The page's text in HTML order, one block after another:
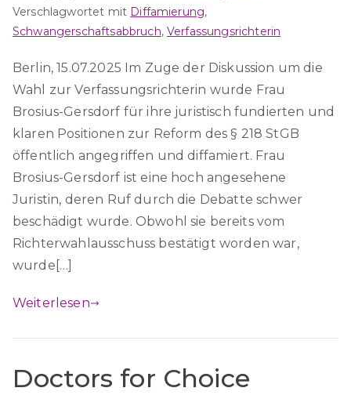
Verschlagwortet mit Diffamierung,
Schwangerschaftsabbruch,Verfassungsrichterin
Berlin, 15.07.2025 Im Zuge der Diskussion um die
Wahl zur Verfassungsrichterin wurde Frau
Brosius-Gersdorf für ihre juristisch fundierten und
klaren Positionen zur Reform des § 218 StGB
öffentlich angegriffen und diffamiert. Frau
Brosius-Gersdorf ist eine hoch angesehene
Juristin, deren Ruf durch die Debatte schwer
beschädigt wurde. Obwohl sie bereits vom
Richterwahlausschuss bestätigt worden war,
wurde[…]
Weiterlesen
Doctors for Choice